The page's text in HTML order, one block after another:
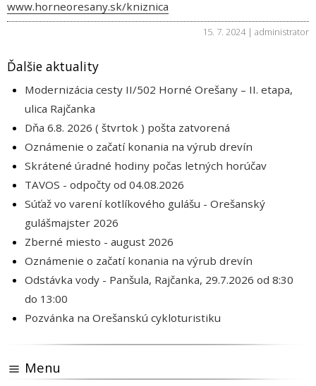
www.horneoresany.sk/kniznica
15. 7. 2024 | administrator
Ďalšie aktuality
Modernizácia cesty II/502 Horné Orešany – II. etapa,
ulica Rajčanka
Dňa 6.8. 2026 ( štvrtok ) pošta zatvorená
Oznámenie o začatí konania na výrub drevín
Skrátené úradné hodiny počas letných horúčav
TAVOS - odpočty od 04.08.2026
Súťaž vo varení kotlíkového gulášu - Orešanský
gulášmajster 2026
Zberné miesto - august 2026
Oznámenie o začatí konania na výrub drevín
Odstávka vody - Panšula, Rajčanka, 29.7.2026 od 8:30
do 13:00
Pozvánka na Orešanskú cykloturistiku
Menu